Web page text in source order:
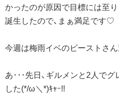
かったのが原因で目標には至
誕生したので、まぁ満足です♡
今週は梅雨イベのビーストさ
あ･･･先日、ギルメンと2人で
した(*/ω＼*)ｷｬｰ!!